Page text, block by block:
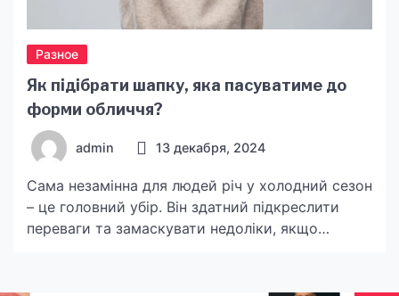
Разное
Як підібрати шапку, яка пасуватиме до
форми обличчя?
admin 13 декабря, 2024
Сама незамінна для людей річ у холодний сезон
– це головний убір. Він здатний підкреслити
переваги та замаскувати недоліки, якщо
просто тонко натякає, а кричить про те, що